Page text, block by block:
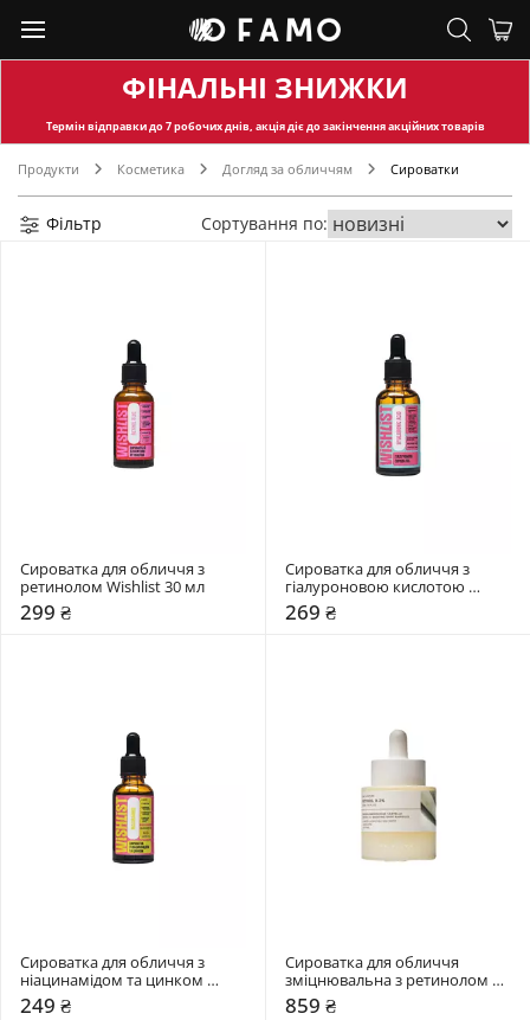
ФІНАЛЬНІ ЗНИЖКИ
Термін відправкидо 7 робочих днів, акція діє до закінчення акційних товарів
Продукти Косметика Догляд за обличчям Сироватки
Фільтр Сортування по:
Сироватка для обличчя з
ретинолом Wishlist 30 мл
299 ₴
Сироватка для обличчя з
гіалуроновою кислотою
Wishlist 30 мл
269 ₴
Сироватка для обличчя з
ніацинамідом та цинком
Wishlist 30 мл
249 ₴
Сироватка для обличчя
зміцнювальна з ретинолом
SKIN1004 30 мл
859 ₴